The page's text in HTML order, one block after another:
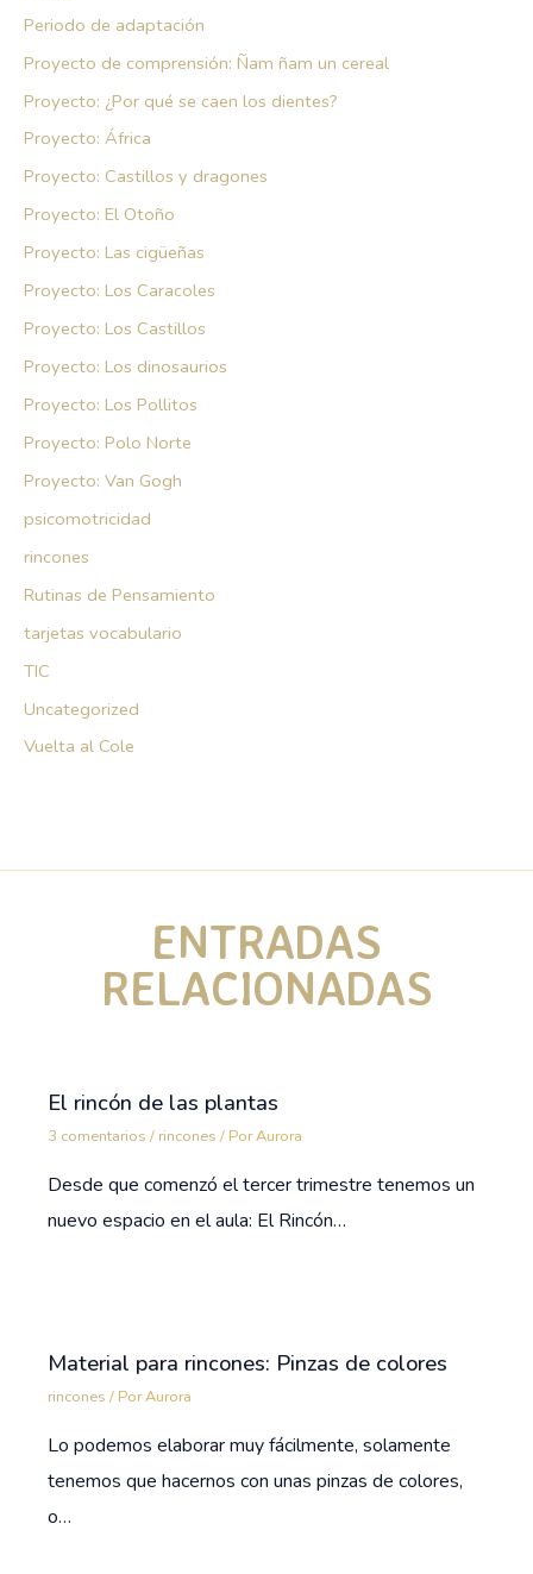
Periodo de adaptación
Proyecto de comprensión: Ñam ñam un cereal
Proyecto: ¿Por qué se caen los dientes?
Proyecto: África
Proyecto: Castillos y dragones
Proyecto: El Otoño
Proyecto: Las cigüeñas
Proyecto: Los Caracoles
Proyecto: Los Castillos
Proyecto: Los dinosaurios
Proyecto: Los Pollitos
Proyecto: Polo Norte
Proyecto: Van Gogh
psicomotricidad
rincones
Rutinas de Pensamiento
tarjetas vocabulario
TIC
Uncategorized
Vuelta al Cole
ENTRADAS
RELACIONADAS
El rincón de las plantas
3 comentarios / rincones / PorAurora
Desde que comenzó el tercer trimestre tenemos un
nuevo espacio en el aula: El Rincón…
Material para rincones: Pinzas de colores
rincones / PorAurora
Lo podemos elaborar muy fácilmente, solamente
tenemos que hacernos con unas pinzas de colores,
o…